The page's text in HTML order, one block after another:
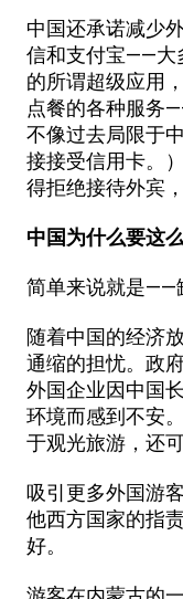
中国还承诺减少
信和支付宝——大
的所谓超级应用
点餐的各种服务
不像过去局限于
接接受信用卡。
得拒绝接待外宾
中国为什么要这
简单来说就是——
随着中国的经济
通缩的担忧。政
外国企业因中国
环境而感到不安
于观光旅游，还
吸引更多外国游
他西方国家的指
好。